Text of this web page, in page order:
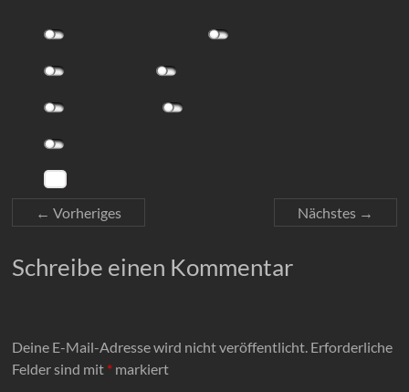
← Vorheriges Nächstes →
Schreibe einen Kommentar
Deine E-Mail-Adresse wird nicht veröffentlicht. Erforderliche
Felder sind mit * markiert